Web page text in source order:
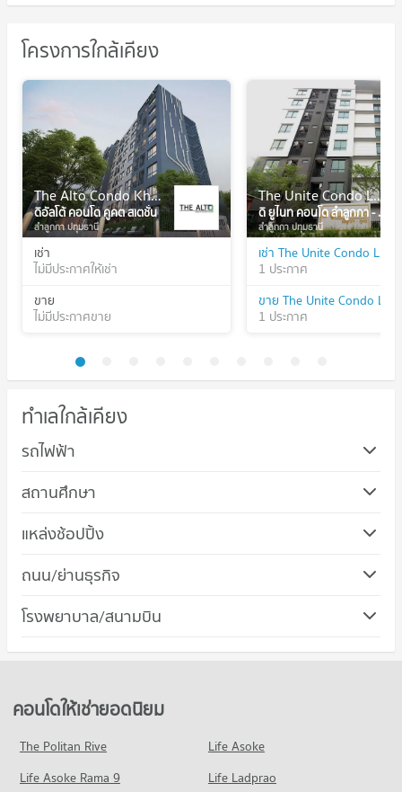
โครงการใกล้เคียง
The Alto Condo Khu Khot Station
ดิอัลโต้ คอนโด คูคต สเตชั่น
ลำลูกกา ปทุมธานี
เช่า
ไม่มีประกาศให้เช่า
ขาย
ไม่มีประกาศขาย
The Unite Condo Lumlukka - Kukot
ดิ ยูไนท คอนโด ลำลูกกา - คูคต
ลำลูกกา ปทุมธานี
1 ประกาศ
1 ประกาศ
ทำเลใกล้เคียง
รถไฟฟ้า
สถานศึกษา
คอนโด รร.ธัญบุรี
คอนโดให้เช่า รร.ธัญบุรี
ขายคอนโด รร.ธัญบุรี
259 โครงการ
คอนโดให้เช่า รร.สายปัญญารังสิต
มีคอนโดให้เช่า 382 ประกาศ
มีคอนโดขาย 207 ประกาศ
แหล่งช้อปปิ้ง
คอนโด บิ๊กซี เอ็กซ์ตร้า รังสิต
คอนโดให้เช่า บิ๊กซี เอ็กซ์ตร้า รังสิต
คอนโด แม็คโคร รังสิต
มีคอนโดให้เช่า 334 ประกาศ
ถนน/ย่านธุรกิจ
คอนโด ลำลูกกา ปทุมธานี
คอนโดให้เช่า ลำลูกกา ปทุมธานี
ขายคอนโด ลำลูกกา ปทุมธานี
มีคอนโดขาย 76 ประกาศ
คอนโด ถนนรังสิต-นครนายก
365 โครงการ
โรงพยาบาล/สนามบิน
คอนโด รพ.แพทย์รังสิต
คอนโดให้เช่า รพ.แพทย์รังสิต
มีคอนโดให้เช่า 351 ประกาศ
ขายคอนโด รพ.แพทย์รังสิต
คอนโดให้เช่ายอดนิยม
The Politan Rive
Life Asoke
Life Asoke Rama 9
Life Ladprao